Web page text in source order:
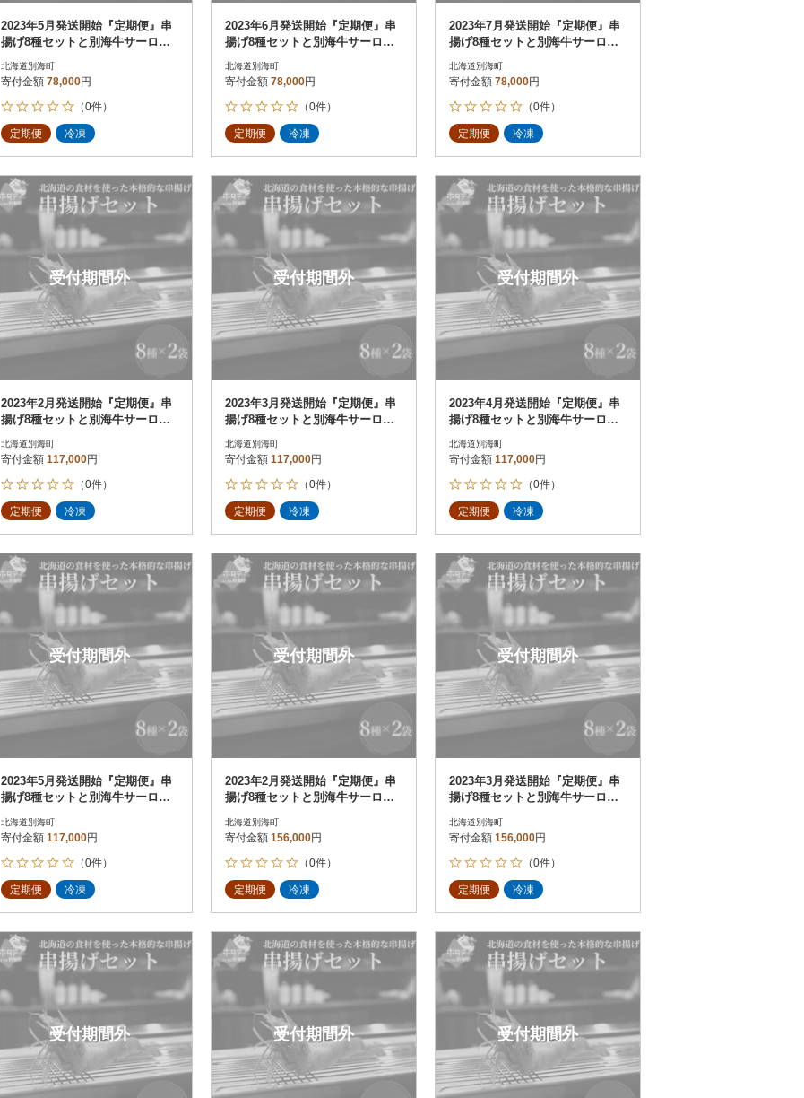
2023年5月発送開始『定期便』串
揚げ8種セットと別海牛サーロイ
北海道別海町
寄付金額 78,000円
（0件）
定期便 冷凍
2023年6月発送開始『定期便』串
揚げ8種セットと別海牛サーロイ
北海道別海町
寄付金額 78,000円
（0件）
定期便 冷凍
2023年7月発送開始『定期便』串
揚げ8種セットと別海牛サーロイ
北海道別海町
寄付金額 78,000円
（0件）
定期便 冷凍
受付期間外
2023年2月発送開始『定期便』串
揚げ8種セットと別海牛サーロイ
北海道別海町
寄付金額 117,000円
（0件）
定期便 冷凍
受付期間外
2023年3月発送開始『定期便』串
揚げ8種セットと別海牛サーロイ
北海道別海町
寄付金額 117,000円
（0件）
定期便 冷凍
受付期間外
2023年4月発送開始『定期便』串
揚げ8種セットと別海牛サーロイ
北海道別海町
寄付金額 117,000円
（0件）
定期便 冷凍
受付期間外
2023年5月発送開始『定期便』串
揚げ8種セットと別海牛サーロイ
北海道別海町
寄付金額 117,000円
（0件）
定期便 冷凍
受付期間外
2023年2月発送開始『定期便』串
揚げ8種セットと別海牛サーロイ
北海道別海町
寄付金額 156,000円
（0件）
定期便 冷凍
受付期間外
2023年3月発送開始『定期便』串
揚げ8種セットと別海牛サーロイ
北海道別海町
寄付金額 156,000円
（0件）
定期便 冷凍
受付期間外 受付期間外 受付期間外